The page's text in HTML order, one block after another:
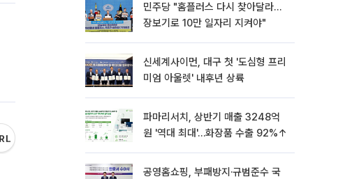
민주당 "홈플러스 다시 찾아달라…
장보기로 10만 일자리 지켜야"
신세계사이먼, 대구 첫 '도심형 프리
미엄 아울렛' 내후년 상륙
파마리서치, 상반기 매출 3248억
원 '역대 최대'…화장품 수출 92%↑
공영홈쇼핑, 부패방지·규범준수 국